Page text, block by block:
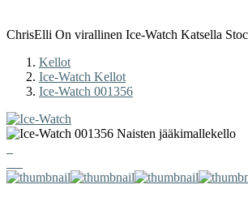
ChrisElli On virallinen Ice-Watch Katsella
Kellot
Ice-Watch Kellot
Ice-Watch 001356